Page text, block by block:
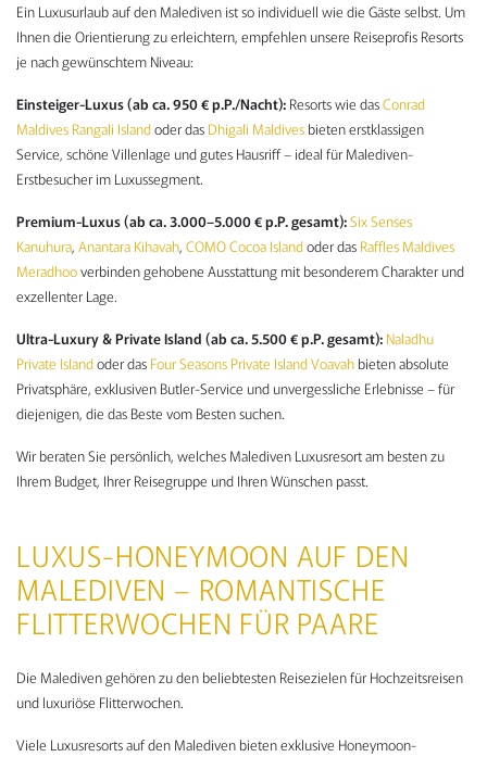
Ein Luxusurlaub auf den Malediven ist so individuell wie die Gäste selbst. Um
Ihnen die Orientierung zu erleichtern, empfehlen unsere Reiseprofis Resorts
je nach gewünschtem Niveau:
Einsteiger-Luxus (ab ca. 950 € p.P./Nacht): Resorts wie dasConrad
Maldives Rangali Islandoder das Dhigali Maldives bieten erstklassigen
Service, schöne Villenlage und gutes Hausriff – ideal für Malediven-
Erstbesucher im Luxussegment.
Premium-Luxus (ab ca. 3.000–5.000 € p.P. gesamt):Six Senses
Kanuhura, Anantara Kihavah, COMO Cocoa Islandoder das Raffles Maldives
Meradhooverbinden gehobene Ausstattung mit besonderem Charakter und
exzellenter Lage.
Ultra-Luxury & Private Island (ab ca. 5.500 € p.P. gesamt): Naladhu
Private Islandoder das Four Seasons Private Island Voavah bieten absolute
Privatsphäre, exklusiven Butler-Service und unvergessliche Erlebnisse – für
diejenigen, die das Beste vom Besten suchen.
Wir beraten Sie persönlich, welches Malediven Luxusresort am besten zu
Ihrem Budget, Ihrer Reisegruppe und Ihren Wünschen passt.
LUXUS-HONEYMOON AUF DEN
MALEDIVEN – ROMANTISCHE
FLITTERWOCHEN FÜR PAARE
Die Malediven gehören zu den beliebtesten Reisezielen für Hochzeitsreisen
und luxuriöse Flitterwochen.
Viele Luxusresorts auf den Malediven bieten exklusive Honeymoon-